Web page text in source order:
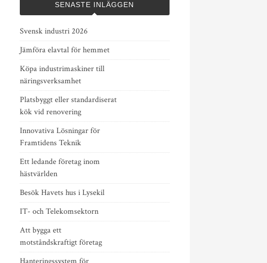
SENASTE INLÄGGEN
Svensk industri 2026
Jämföra elavtal för hemmet
Köpa industrimaskiner till
näringsverksamhet
Platsbyggt eller standardiserat
kök vid renovering
Innovativa Lösningar för
Framtidens Teknik
Ett ledande företag inom
hästvärlden
Besök Havets hus i Lysekil
IT- och Telekomsektorn
Att bygga ett
motståndskraftigt företag